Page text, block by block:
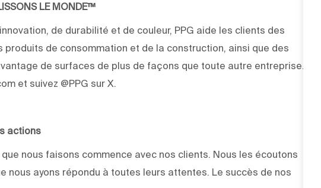
LE MONDE™
de durabilité et de couleur, PPG aide les clients des
de consommation et de la construction, ainsi que des
de surfaces de plus de façons que toute autre entreprise.
et suivez @PPG sur X.
actions
nous faisons commence avec nos clients. Nous les écoutons
nous ayons répondu à toutes leurs attentes. Le succès de nos